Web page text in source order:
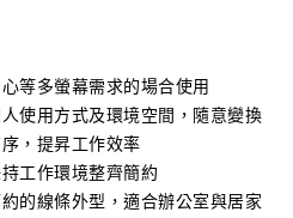
等多螢幕需求的場合使用
使用方式及環境空間，隨意變換
，提昇工作效率
工作環境整齊簡約
的線條外型，適合辦公室與居家